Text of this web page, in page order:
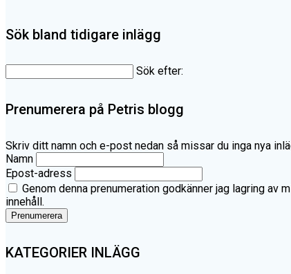
Sök bland tidigare inlägg
Sök efter:
Prenumerera på Petris blogg
Skriv ditt namn och e-post nedan så missar du inga nya
Namn
Epost-adress
Genom denna prenumeration godkänner jag lagring
innehåll.
KATEGORIER INLÄGG